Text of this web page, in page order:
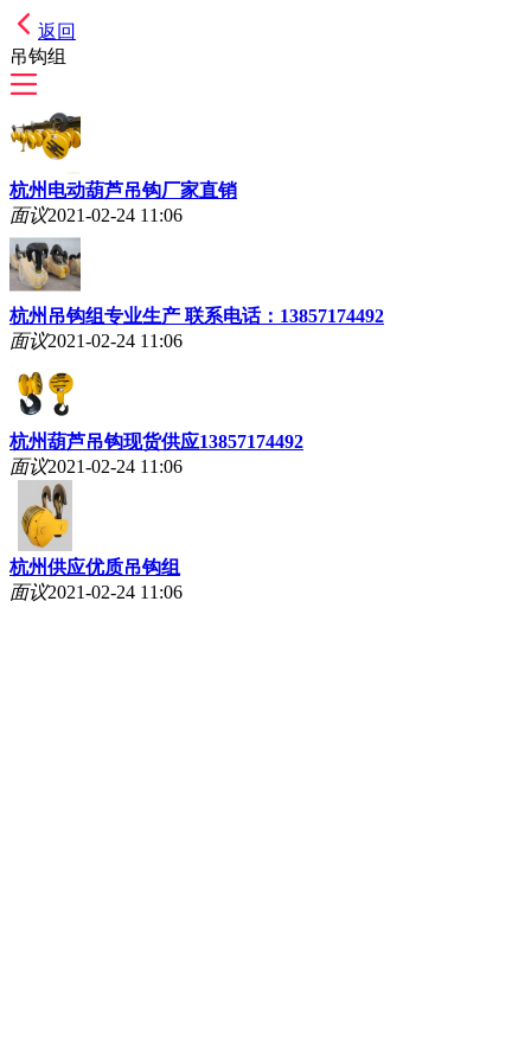
返回
吊钩组
杭州电动葫芦吊钩厂家直销
面议2021-02-24 11:06
杭州吊钩组专业生产 联系电话：13857174492
面议2021-02-24 11:06
杭州葫芦吊钩现货供应13857174492
面议2021-02-24 11:06
杭州供应优质吊钩组
面议2021-02-24 11:06